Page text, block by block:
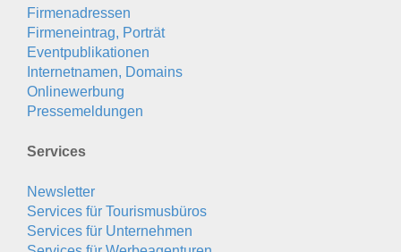
Firmenadressen
Firmeneintrag, Porträt
Eventpublikationen
Internetnamen, Domains
Onlinewerbung
Pressemeldungen
Services
Newsletter
Services für Tourismusbüros
Services für Unternehmen